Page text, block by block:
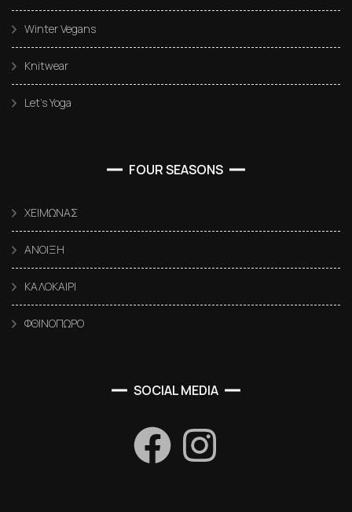
Winter Vegans
Knitwear
Let’s Yoga
FOUR SEASONS
ΧΕΙΜΩΝΑΣ
ΑΝΟΙΞΗ
ΚΑΛΟΚΑΙΡΙ
ΦΘΙΝΟΠΩΡΟ
SOCIAL MEDIA